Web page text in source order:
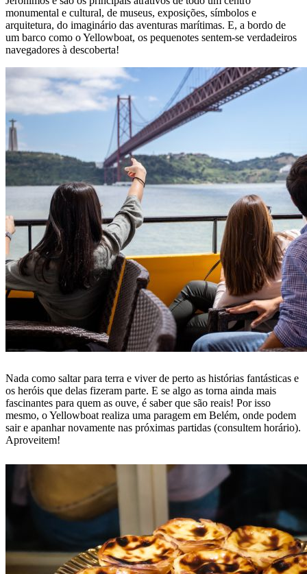
monumental e cultural, de museus, exposições, símbolos e
arquitetura, do imaginário das aventuras marítimas. E, a bordo de
um barco como o Yellowboat, os pequenotes sentem-se verdadeiros
navegadores à descoberta!
Nada como saltar para terra e viver de perto as histórias fantásticas e
os heróis que delas fizeram parte. E se algo as torna ainda mais
fascinantes para quem as ouve, é saber que são reais! Por isso
mesmo, o Yellowboat realiza uma paragem em Belém, onde podem
sair e apanhar novamente nas próximas partidas (consultem horário).
Aproveitem!